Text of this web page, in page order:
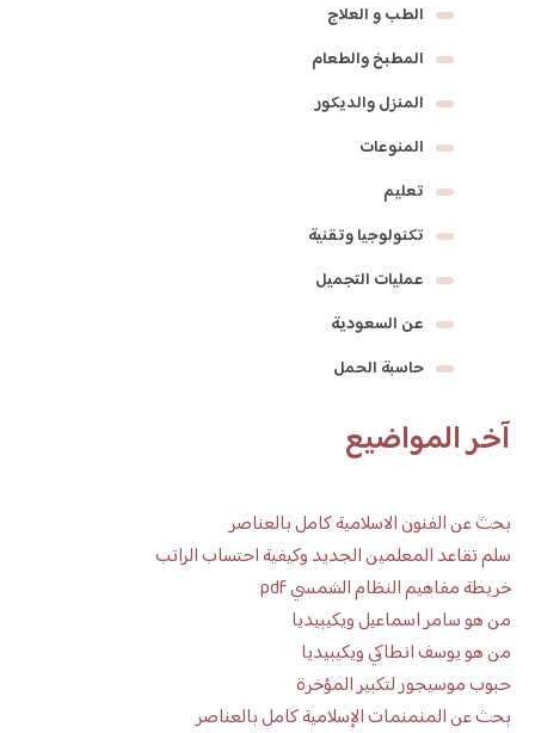
الطب و العلاج
المطبخ والطعام
المنزل والديكور
المنوعات
تعليم
تكنولوجيا وتقنية
عمليات التجميل
عن السعودية
حاسبة الحمل
آخر المواضيع
بحث عن الفنون الاسلامية كامل بالعناصر
سلم تقاعد المعلمين الجديد وكيفية احتساب الراتب
خريطة مفاهيم النظام الشمسي pdf
من هو سامر اسماعيل ويكيبيديا
من هو يوسف انطاكي ويكيبيديا
حبوب موسيجور لتكبير المؤخرة
بحث عن المنمنمات الإسلامية كامل بالعناصر